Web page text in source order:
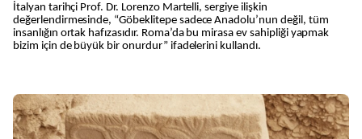
İtalyan tarihçi Prof. Dr. Lorenzo Martelli, sergiye ilişkin
değerlendirmesinde, “Göbeklitepe sadece Anadolu’nun değil, tüm
insanlığın ortak hafızasıdır. Roma’da bu mirasa ev sahipliği yapmak
bizim için de büyük bir onurdur” ifadelerini kullandı.